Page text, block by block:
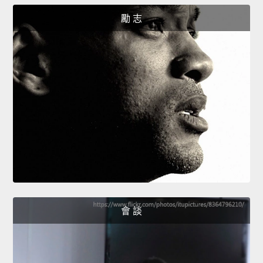
勵 志
會 談